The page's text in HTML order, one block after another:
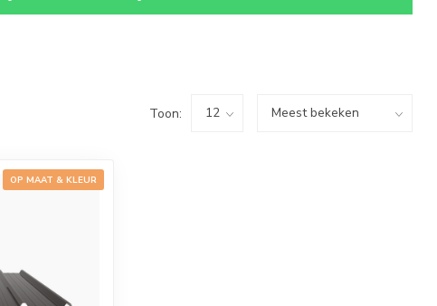
Toon:
OP MAAT & KLEUR